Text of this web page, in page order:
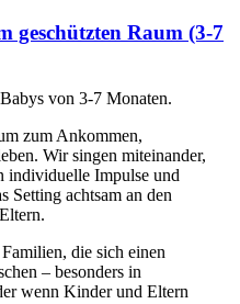
geschützten Raum (3-7
von 3-7 Monaten.
zum Ankommen,
Wir singen miteinander,
individuelle Impulse und
Setting achtsam an den
die sich einen
– besonders in
wenn Kinder und Eltern